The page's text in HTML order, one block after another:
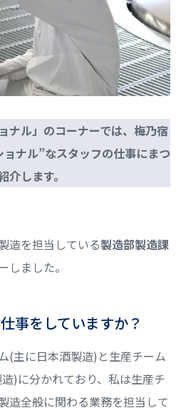
ナル」のコーナーでは、梅乃宿
ナル”なスタッフの仕事にまつ
します。
造を担当している製造部製造課
しました。
事をしていますか？
(主に日本酒製造)と生産チーム
)に分かれており、私は生産チ
造全般に関わる業務を担当して